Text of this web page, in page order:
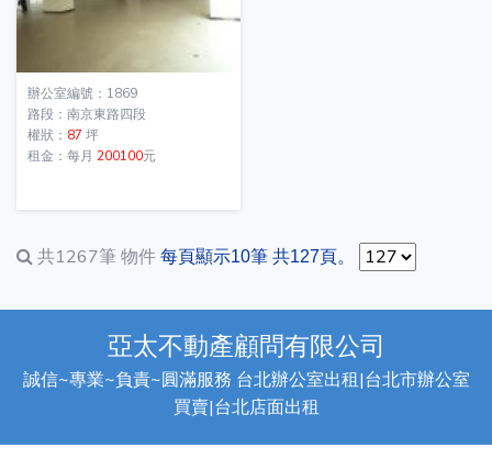
辦公室編號：1869
路段：南京東路四段
權狀： 87 坪
租金：每月 200100元
共1267筆 物件 每頁顯示10筆 共127頁。
亞太不動產顧問有限公司
誠信~專業~負責~圓滿服務 台北辦公室出租|台北市辦公室
買賣|台北店面出租